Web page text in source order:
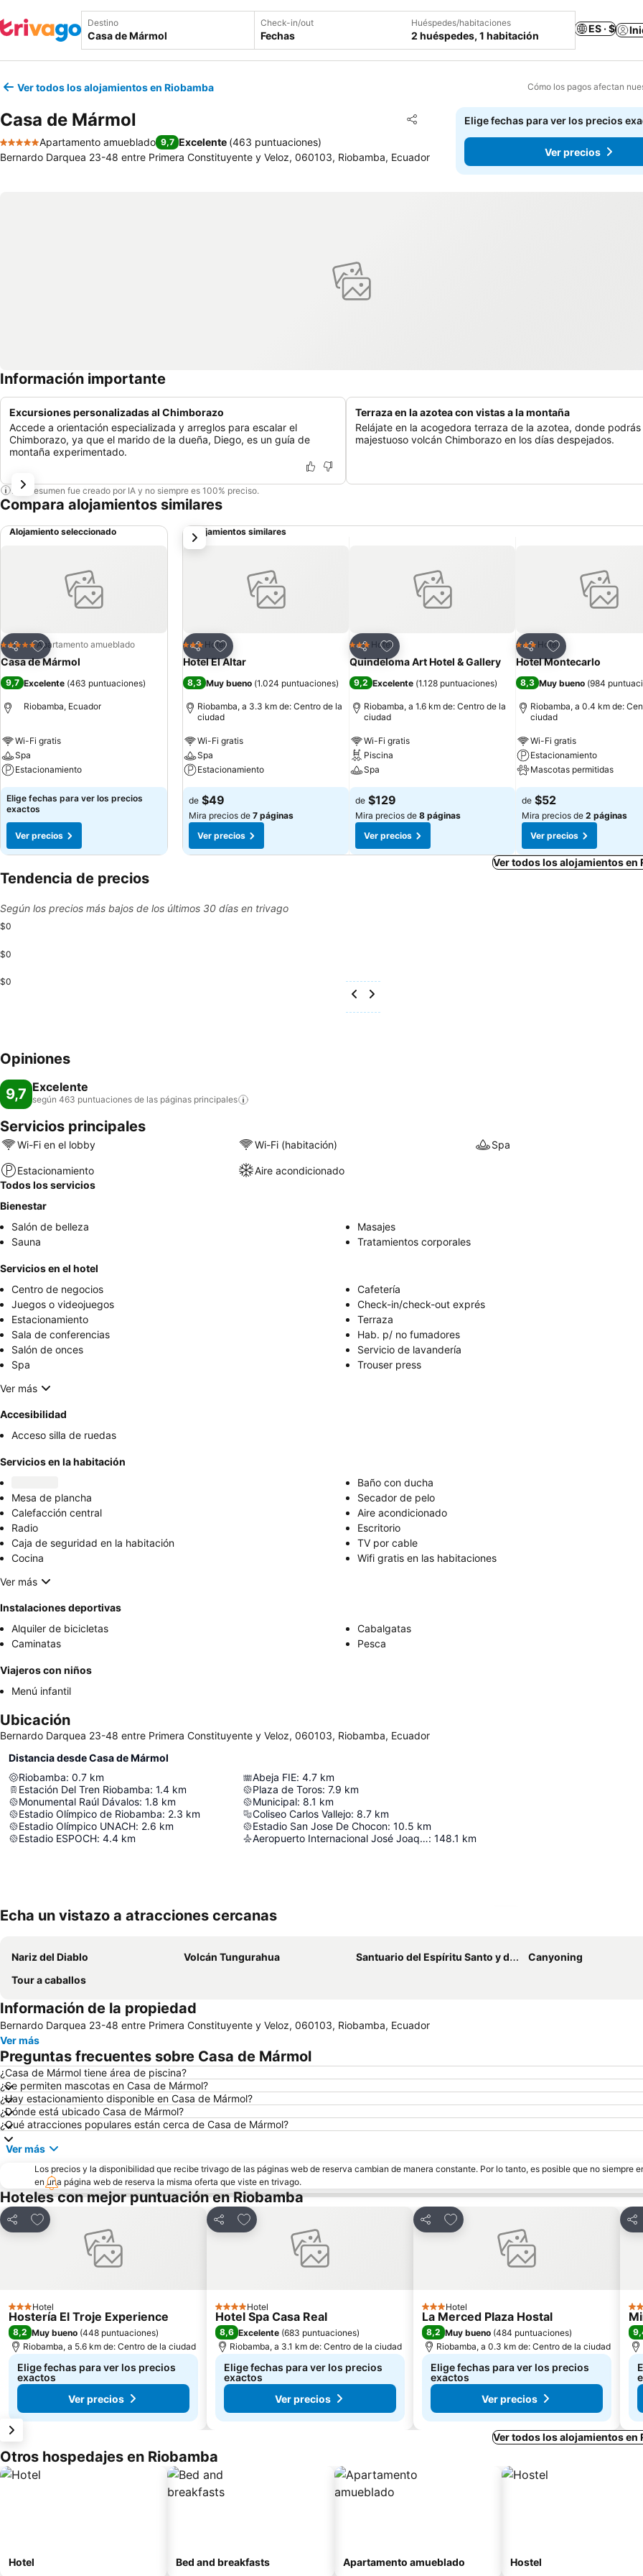
Destino Check-in/out
Fechas
Huéspedes/habitaciones
2 huéspedes, 1 habitación
ES · $
Ver todos los alojamientos en Riobamba Cómo los pagos afectan
Casa de Mármol Compartir
Agregar a favoritos
5 Estrellas
Apartamento amueblado 9,7 Excelente (463 puntuaciones)
Bernardo Darquea 23-48 entre Primera Constituyente y Veloz, 060103, Riobamba, Ecuador
Elige fechas para ver los precios
Ver precios
Información importante
Excursiones personalizadas al Chimborazo
Accede a orientación especializada y arreglos para escalar el
Chimborazo, ya que el marido de la dueña, Diego, es un guía de
montaña experimentado.
Terraza en la azotea con vistas a la montaña
Relájate en la acogedora terraza de la azotea, donde
majestuoso volcán Chimborazo en los días despejados.
Este resumen fue creado por IA y no siempre es 100% preciso.
Compara alojamientos similares
Alojamiento seleccionado
Compartir
Agregar a favoritos
5 EstrellasApartamento amueblado
Casa de Mármol
9,7 Excelente (463 puntuaciones)
Riobamba, Ecuador
Wi-Fi gratis
Spa
Estacionamiento
Elige fechas para ver los precios
exactos
Ver precios
Alojamientos similares
Compartir
Agregar a favoritos
3 Estrellas
Hotel
Hotel El Altar
8,3 Muy bueno (1.024 puntuaciones)
Riobamba, a 3.3 km de: Centro de la
ciudad
Wi-Fi gratis
Spa
Estacionamiento
de $49
Mira precios de 7 páginas
Ver precios
Compartir
Agregar a favoritos
3 Estrellas
Hotel
Quindeloma Art Hotel & Gallery
9,2 Excelente (1.128 puntuaciones)
Riobamba, a 1.6 km de: Centro de la
ciudad
Wi-Fi gratis
Piscina
Spa
de $129
Mira precios de 8 páginas
Ver precios
Compartir
Agregar a
3 Estrellas
Hotel
Hotel Montecarlo
8,3 Muy bueno (984
Riobamba, a 0.4 km de:
ciudad
Wi-Fi gratis
Estacionamiento
Mascotas permitidas
de $52
Mira precios de 2 páginas
Ver precios
siguiente
Ver todos los alojamientos en
Tendencia de precios
Según los precios más bajos de los últimos 30 días en trivago
$0
$0
$0
Opiniones
9,7 Excelente
según 463 puntuaciones de las páginas principales
Servicios principales
Wi-Fi en el lobby Wi-Fi (habitación) Spa
Estacionamiento
Aire acondicionado
Todos los servicios
Bienestar
Salón de belleza
Masajes
Sauna
Tratamientos corporales
Servicios en el hotel
Centro de negocios
Cafetería
Juegos o videojuegos
Check-in/check-out exprés
Estacionamiento
Terraza
Sala de conferencias
Hab. p/ no fumadores
Salón de onces
Servicio de lavandería
Spa
Trouser press
Ver más
Accesibilidad
Acceso silla de ruedas
Servicios en la habitación
Baño con ducha
Mesa de plancha
Secador de pelo
Calefacción central
Aire acondicionado
Radio
Escritorio
Caja de seguridad en la habitación
TV por cable
Cocina
Wifi gratis en las habitaciones
Ver más
Instalaciones deportivas
Alquiler de bicicletas
Cabalgatas
Caminatas
Pesca
Viajeros con niños
Menú infantil
Ubicación
Bernardo Darquea 23-48 entre Primera Constituyente y Veloz, 060103, Riobamba, Ecuador
Distancia desde Casa de Mármol
Riobamba: 0.7 km
Estación Del Tren Riobamba: 1.4 km
Monumental Raúl Dávalos: 1.8 km
Estadio Olímpico de Riobamba: 2.3 km
Estadio Olímpico UNACH: 2.6 km
Estadio ESPOCH: 4.4 km
Abeja FIE: 4.7 km
Plaza de Toros: 7.9 km
Municipal: 8.1 km
Coliseo Carlos Vallejo: 8.7 km
Estadio San Jose De Chocon: 10.5 km
Aeropuerto Internacional José Joaquín De Olmedo: 148.1 km
Echa un vistazo a atracciones cercanas
Nariz del Diablo Volcán Tungurahua Santuario del Espíritu Santo y de Nuestra Señora de Guadalupe
Canyoning
Tour a caballos
Información de la propiedad
Bernardo Darquea 23-48 entre Primera Constituyente y Veloz, 060103, Riobamba, Ecuador
Ver más
Preguntas frecuentes sobre Casa de Mármol
¿Casa de Mármol tiene área de piscina?
¿Se permiten mascotas en Casa de Mármol?
¿Hay estacionamiento disponible en Casa de Mármol?
¿Dónde está ubicado Casa de Mármol?
¿Qué atracciones populares están cerca de Casa de Mármol?
Ver más
Los precios y la disponibilidad que recibe trivago de las páginas web de reserva cambian de manera constante. Por lo tanto, es posible que no siempre
en una página web de reserva la misma oferta que viste en trivago.
Hoteles con mejor puntuación en Riobamba
Compartir
Agregar a favoritos
3 Estrellas
Hotel
Hostería El Troje Experience
8,2 Muy bueno (448 puntuaciones)
Riobamba, a 5.6 km de: Centro de la ciudad
Elige fechas para ver los precios
exactos
Ver precios
Compartir
Agregar a favoritos
4 Estrellas
Hotel
Hotel Spa Casa Real
8,6 Excelente (683 puntuaciones)
Riobamba, a 3.1 km de: Centro de la ciudad
Elige fechas para ver los precios
exactos
Ver precios
Compartir
Agregar a favoritos
3 Estrellas
Hotel
La Merced Plaza Hostal
8,2 Muy bueno (484 puntuaciones)
Riobamba, a 0.3 km de: Centro de la ciudad
Elige fechas para ver los precios
exactos
Ver precios
4
Ver todos los alojamientos en
Otros hospedajes en Riobamba
Hotel Bed and breakfasts Apartamento amueblado Hostel